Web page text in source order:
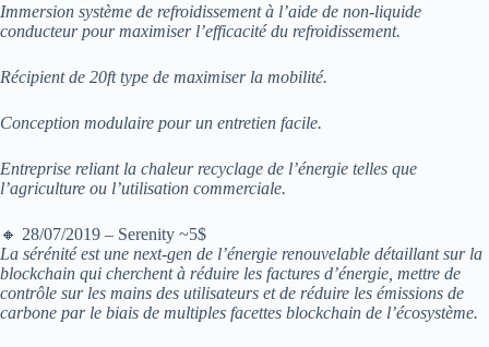
Immersion système de refroidissement à l’aide de non-liquide
conducteur pour maximiser l’efficacité du refroidissement.
Récipient de 20ft type de maximiser la mobilité.
Conception modulaire pour un entretien facile.
Entreprise reliant la chaleur recyclage de l’énergie telles que
l’agriculture ou l’utilisation commerciale.
🔸 28/07/2019 – Serenity ~5$
La sérénité est une next-gen de l’énergie renouvelable détaillant sur la
blockchain qui cherchent à réduire les factures d’énergie, mettre de
contrôle sur les mains des utilisateurs et de réduire les émissions de
carbone par le biais de multiples facettes blockchain de l’écosystème.